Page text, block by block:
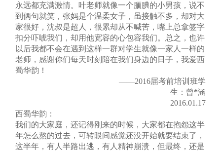
永远都充满激情。叶老师就像一个腼腆的小男孩，说不
到俩句就笑，张妈是个温柔女子，虽接触不多，却对大
家很好，沈叔是超人，很累却从不喊苦，嘴上总拿签字
扣分吓唬我们，却用他宽容的心包容我们。总之，也许
以后我都不会在遇到这样一群对学生就像一家人一样的
老师，感谢你们每天时刻陪在我们身边的日子，我爱西
蜀华韵！
——2016届考前培训班学
生：曾*涵
2016.01.17
西蜀华韵：
我们的大家庭，还记得刚来的时候，大家都在抱怨这半
年怎么熬的过去，可转眼间感觉还没开始就要结束了，
这半年，有人半路出逃，有人精神崩溃，但最终，还是